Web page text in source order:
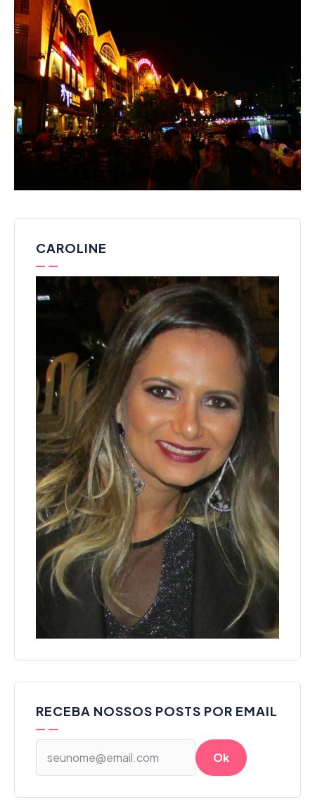
CAROLINE
RECEBA NOSSOS POSTS POR EMAIL